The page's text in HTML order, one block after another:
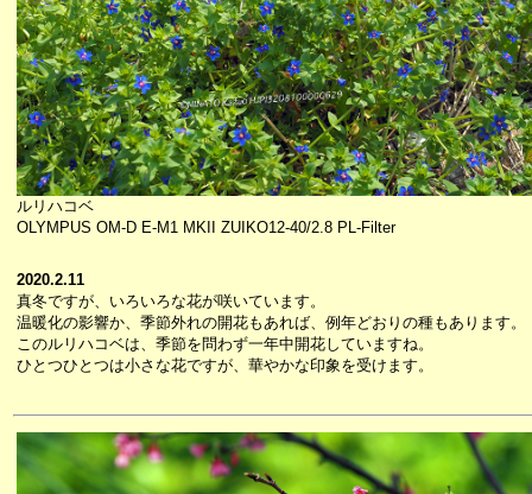
ルリハコベ
OLYMPUS OM-D E-M1 MKII ZUIKO12-40/2.8 PL-Filter
2020.2.11
真冬ですが、いろいろな花が咲いています。
温暖化の影響か、季節外れの開花もあれば、例年どおりの種もあります。
このルリハコベは、季節を問わず一年中開花していますね。
ひとつひとつは小さな花ですが、華やかな印象を受けます。